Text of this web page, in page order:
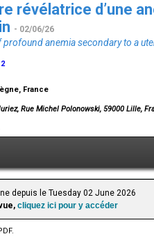
révélatrice d’une
- 02/06/26
anemia secondary to a
2
France
Rue Michel Polonowski, 59000 Lille,
depuis le Tuesday 02 June 2026
cliquez ici pour y accéder